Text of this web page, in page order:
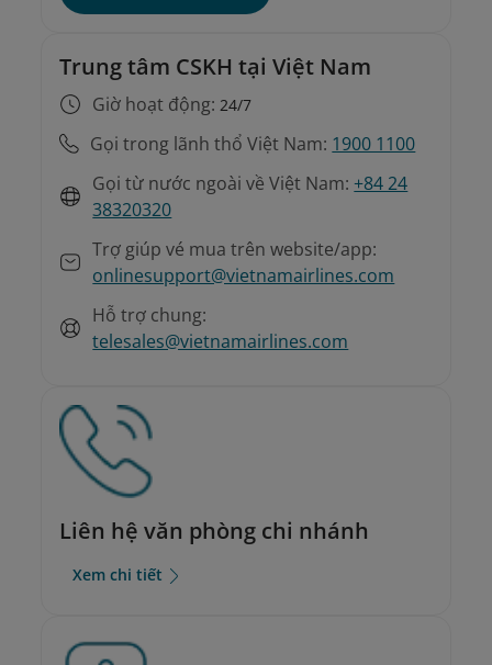
Trung tâm CSKH tại Việt Nam
Giờ hoạt động:24/7
Gọi trong lãnh thổ Việt Nam: 1900 1100
Gọi từ nước ngoài về Việt Nam: +84 24
38320320
Trợ giúp vé mua trên website/app:
onlinesupport@vietnamairlines.com
Hỗ trợ chung:
telesales@vietnamairlines.com
Liên hệ văn phòng chi nhánh
Xem chi tiết